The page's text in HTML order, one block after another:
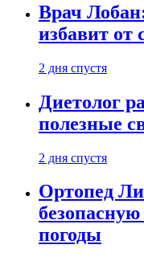
Врач
избавит от
2 дня спустя
Диетолог
полезные
2 дня спустя
Ортопед
погоды